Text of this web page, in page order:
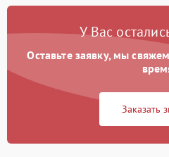
У Вас
Оставьте заявку, мы
Заказать